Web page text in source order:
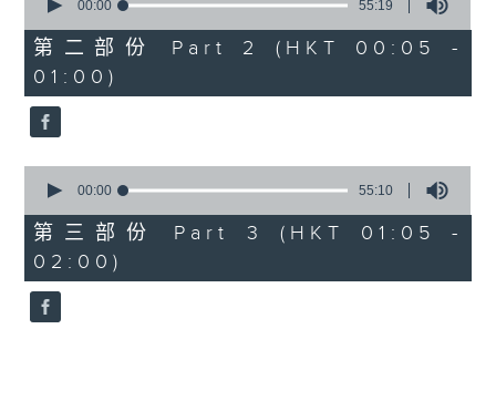
seconds
55
minutes,
19
seconds
00:00 55:19
第二部份 Part 2 (HKT 00:05 -
01:00)
seconds
55
minutes,
10
seconds
00:00 55:10
第三部份 Part 3 (HKT 01:05 -
02:00)